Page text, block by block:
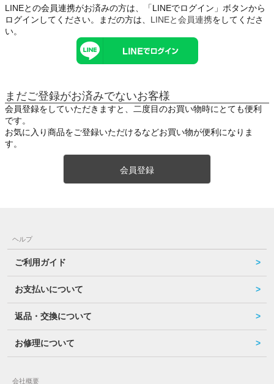
LINEとの会員連携がお済みの方は、「LINEでログイン」ボタンから
ログインしてください。まだの方は、 LINEと会員連携をしてくださ
い。
まだご登録がお済みでないお客様
会員登録をしていただきますと、二度目のお買い物時にとても便利
です。
お気に入り商品をご登録いただけるなどお買い物が便利になりま
す。
会員登録
ヘルプ
ご利用ガイド
お支払いについて
返品・交換について
お修理について
会社概要